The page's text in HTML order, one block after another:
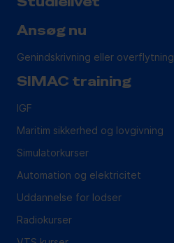
Ansøg nu
Genindskrivning eller
SIMAC training
IGF
Maritim sikkerhed og lovgivning
Simulatorkurser
Automation og elektricitet
Uddannelse for lodser
Radiokurser